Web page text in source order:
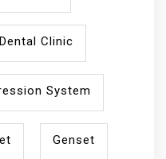
Dental Clinic
System
Genset